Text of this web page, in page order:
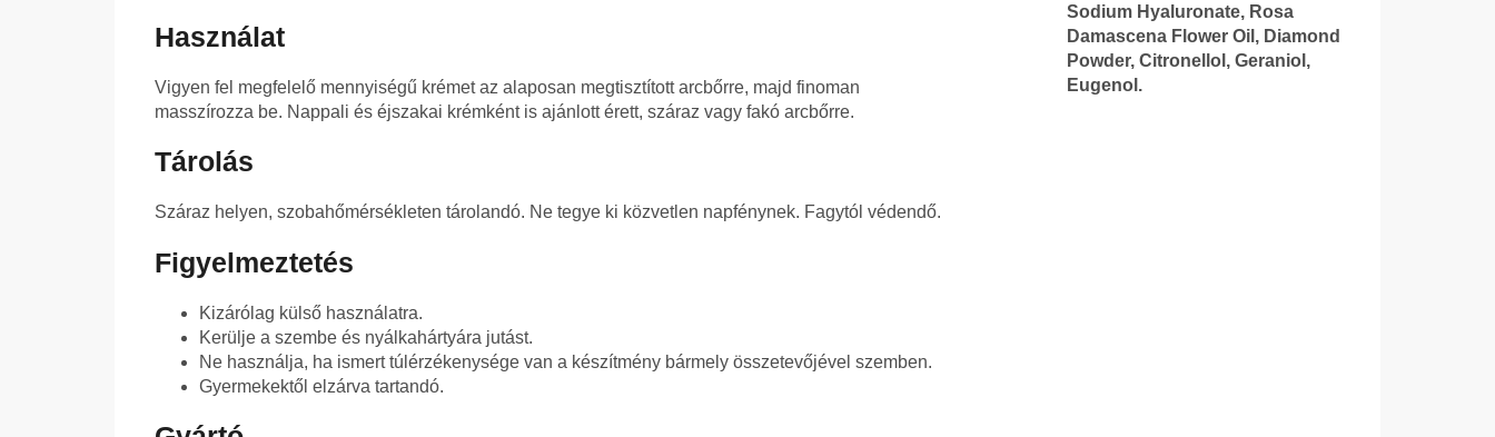
Használat
Vigyen fel megfelelő mennyiségű krémet az alaposan megtisztított arcbőrre, majd finoman
masszírozza be. Nappali és éjszakai krémként is ajánlott érett, száraz vagy fakó arcbőrre.
Tárolás
Száraz helyen, szobahőmérsékleten tárolandó. Ne tegye ki közvetlen napfénynek. Fagytól védendő.
Figyelmeztetés
Kizárólag külső használatra.
Kerülje a szembe és nyálkahártyára jutást.
Ne használja, ha ismert túlérzékenysége van a készítmény bármely összetevőjével szemben.
Gyermekektől elzárva tartandó.
Sodium Hyaluronate, Rosa
Damascena Flower Oil, Diamond
Powder, Citronellol, Geraniol,
Eugenol.